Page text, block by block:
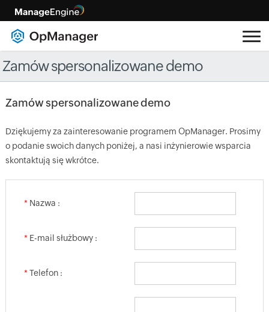
Zamów spersonalizowane demo
Zamów spersonalizowane demo
Dziękujemy za zainteresowanie programem OpManager. Prosimy
o podanie swoich danych poniżej, a nasi inżynierowie wsparcia
skontaktują się wkrótce.
* Nazwa :
* E-mail służbowy :
* Telefon :